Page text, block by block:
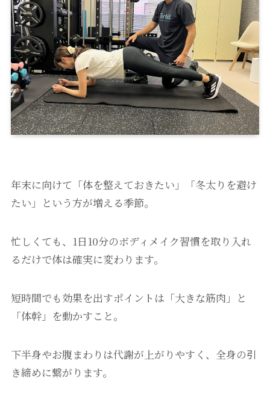
年末に向けて「体を整えておきたい」「冬太りを避け
たい」という方が増える季節。
忙しくても、1日10分のボディメイク習慣を取り入れ
るだけで体は確実に変わります。
短時間でも効果を出すポイントは「大きな筋肉」と
「体幹」を動かすこと。
下半身やお腹まわりは代謝が上がりやすく、全身の引
き締めに繋がります。